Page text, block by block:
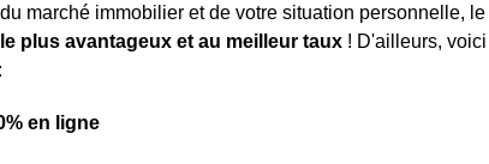
marché immobilier et de votre situation personnelle,
plus avantageux et au meilleur taux ! D'ailleurs,
en ligne